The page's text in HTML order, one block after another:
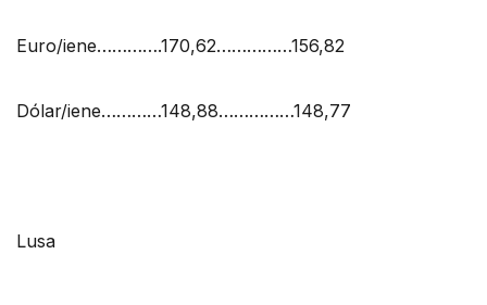
Euro/iene………….170,62……………156,82
Dólar/iene…………148,88……………148,77
Lusa